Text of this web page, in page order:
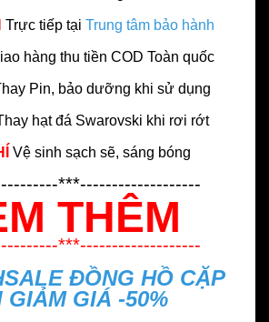
Trực tiếp tại Trung tâm bảo hành
hàng thu tiền COD Toàn quốc
Pin, bảo dưỡng khi sử dụng
hạt đá Swarovski khi rơi rớt
Vệ sinh sạch sẽ, sáng bóng
***-------------------
THÊM
***-------------------
ĐỒNG HỒ CẶP
GIẢM GIÁ -50%